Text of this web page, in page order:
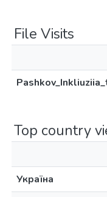
File Visits
Top country
Україна